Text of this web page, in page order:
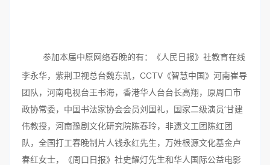
参加本届中原网络春晚的有：《人民日报》社教育在线
李永华，紫荆卫视总台魏东凯，CCTV《智慧中国》河南崔导
团队，河南电视台王书海，香港华人台台长高翔，原周口市
政协常委，中国书法家协会会员刘国礼，国家二级演员’甘建
伟教授，河南豫剧文化研究院陈春玲，非遗文工团陈红团
队，全国打工春晚制片人钱永红先生，万姓根源文化基金卢
春红女士，《周口日报》社史耀灯先生和华人国际公益电影